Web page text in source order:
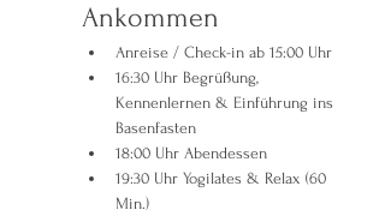
Ankommen
Anreise / Check-in ab 15:00 Uhr
16:30 Uhr Begrüßung,
Kennenlernen & Einführung ins
Basenfasten
18:00 Uhr Abendessen
19:30 Uhr Yogilates & Relax (60
Min.)